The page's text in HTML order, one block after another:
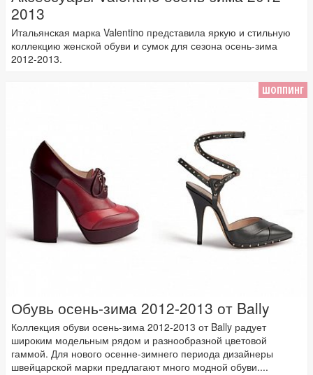
2013
Итальянская марка Valentino представила яркую и стильную
коллекцию женской обуви и сумок для сезона осень-зима
2012-2013.
ШОППИНГ
Обувь осень-зима 2012-2013 от Bally
Коллекция обуви осень-зима 2012-2013 от Bally радует
широким модельным рядом и разнообразной цветовой
гаммой. Для нового осенне-зимнего периода дизайнеры
швейцарской марки предлагают много модной обуви....